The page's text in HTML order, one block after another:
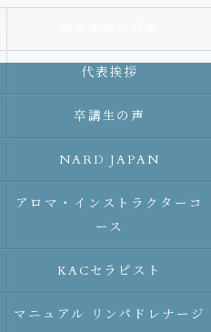
代表挨拶
卒講生の声
NARD JAPAN
アロマ・インストラクターコ
ース
KACセラピスト
マニュアル リンパドレナージ